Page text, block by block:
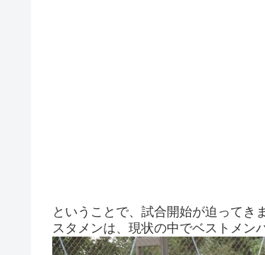
ということで、試合開始が迫ってき
スタメンは、現状の中でベストメン